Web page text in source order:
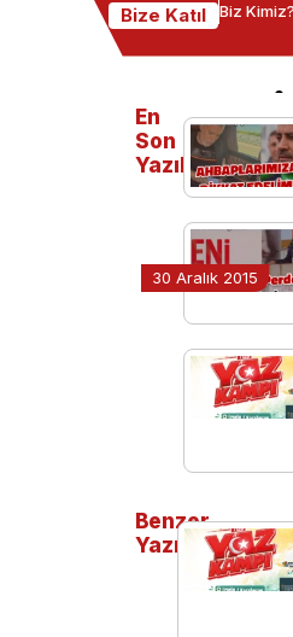
Bize Katıl Biz Kimiz?
Ana Sayfa
30 Aralık 2015
En
Son
Yazılanlar
Benzer
Yazılar